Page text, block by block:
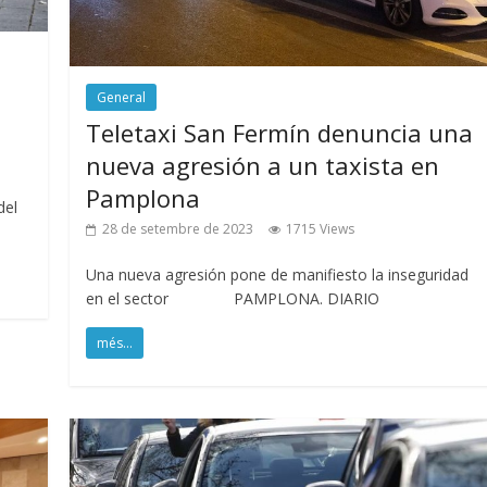
General
Teletaxi San Fermín denuncia una
nueva agresión a un taxista en
Pamplona
28 de setembre de 2023 1715 Views
Una nueva agresión pone de manifiesto la inseguridad
en el sector PAMPLONA. DIARIO
més...